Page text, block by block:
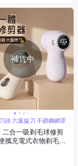
補貨中
頭 六葉旋刀 不銹鋼網罩
二合一吸剃毛球修剪
攜充電式衣物剃毛器
毛球神器